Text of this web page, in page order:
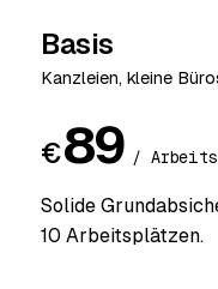
Basis
Kanzleien, kleine
€89 /
Solide
10 Arbeitsplätzen.